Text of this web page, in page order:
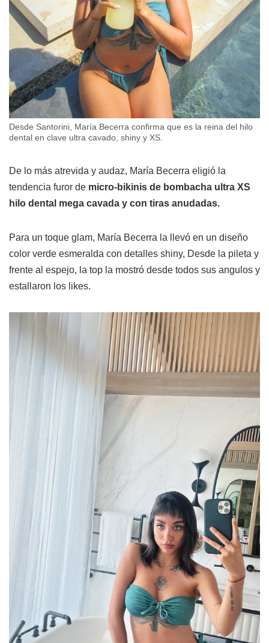
Desde Santorini, María Becerra confirma que es la reina del hilo
dental en clave ultra cavado, shiny y XS.
De lo más atrevida y audaz, María Becerra eligió la
tendencia furor de micro-bikinis de bombacha ultra XS
hilo dental mega cavada y con tiras anudadas.
Para un toque glam, María Becerra la llevó en un diseño
color verde esmeralda con detalles shiny, Desde la pileta y
frente al espejo, la top la mostró desde todos sus angulos y
estallaron los likes.